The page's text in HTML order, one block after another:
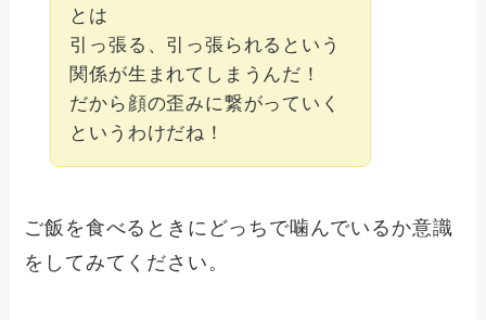
とは
引っ張る、引っ張られるという
関係が生まれてしまうんだ！
だから顔の歪みに繋がっていく
というわけだね！
ご飯を食べるときにどっちで噛んでいるか意識
をしてみてください。